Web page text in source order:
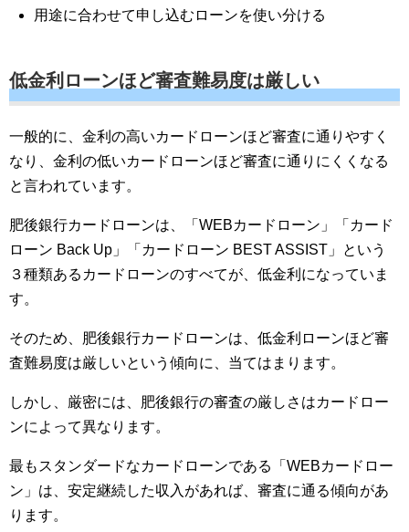
用途に合わせて申し込むローンを使い分ける
低金利ローンほど審査難易度は厳しい
一般的に、金利の高いカードローンほど審査に通りやすく
なり、金利の低いカードローンほど審査に通りにくくなる
と言われています。
肥後銀行カードローンは、「WEBカードローン」「カード
ローン Back Up」「カードローン BEST ASSIST」という
３種類あるカードローンのすべてが、低金利になっていま
す。
そのため、肥後銀行カードローンは、低金利ローンほど審
査難易度は厳しいという傾向に、当てはまります。
しかし、厳密には、肥後銀行の審査の厳しさはカードロー
ンによって異なります。
最もスタンダードなカードローンである「WEBカードロー
ン」は、安定継続した収入があれば、審査に通る傾向があ
ります。